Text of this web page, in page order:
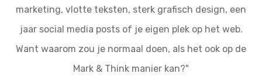
marketing, vlotte teksten, sterk grafisch design, een
jaar social media posts of je eigen plek op het web.
Want waarom zou je normaal doen, als het ook op de
Mark & Think manier kan?"